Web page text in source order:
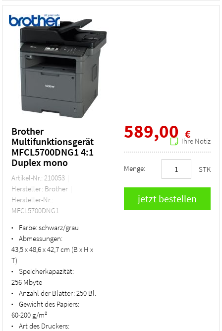
Brother
Multifunktionsgerät
MFCL5700DNG1 4:1
Duplex mono
Artikel-Nr.: 210053
Hersteller: Brother
Hersteller-Nr.:
MFCL5700DNG1
• Farbe:schwarz/grau
•
Abmessungen:
43,5 x 48,6 x 42,7 cm (B x H x
T)
•
Speicherkapazität:
256 Mbyte
• Anzahl der Blätter:250 Bl.
•
Gewicht des Papiers:
60-200 g/m²
•
Art des Druckers:
589,00 €
Ihre Notiz
Menge: STK